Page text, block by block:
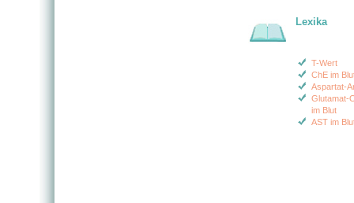
Lexika
T-Wert
ChE im
Aspartat-
Glutamat-
im Blut
AST im